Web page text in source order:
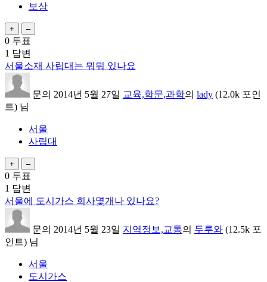
보상
0 투표
1 답변
서울소재 사립대는 뭐뭐 있나요
문의 2014년 5월 27일 교육,학문,과학의 lady (12.0k 포인
트) 님
서울
사립대
0 투표
1 답변
서울에 도시가스 회사몇개나 있나요?
문의 2014년 5월 23일 지역정보,교통의 두루와 (12.5k 포
인트) 님
서울
도시가스